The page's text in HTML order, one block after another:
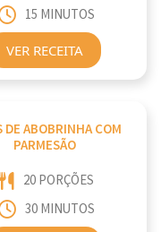
15 MINUTOS
VER RECEITA
DE ABOBRINHA COM
PARMESÃO
20 PORÇÕES
30 MINUTOS